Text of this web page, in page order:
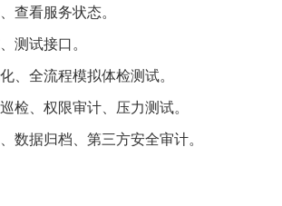
查看服务状态。
测试接口。
、全流程模拟体检测试。
检、权限审计、压力测试。
数据归档、第三方安全审计。